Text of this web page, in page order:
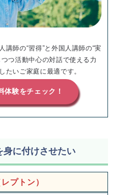
師の“習得”と外国人講師の“実
つ活動中心の対話で使える力
たいご家庭に最適です。
験をチェック！
身に付けさせたい
プトン）